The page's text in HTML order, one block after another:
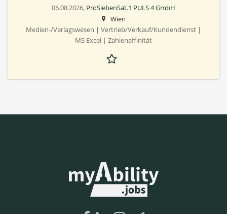
06.08.2026, ProSiebenSat.1 PULS 4 GmbH
Wien
Medien-/Verlagswesen | Vertrieb/Verkauf/Kundendienst |
MS Excel | Zahlenaffinität